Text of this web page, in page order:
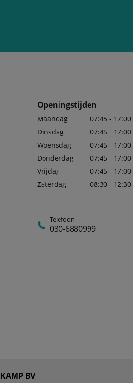
Openingstijden
Maandag
07:45 - 17:00
Dinsdag
07:45 - 17:00
Woensdag
07:45 - 17:00
Donderdag
07:45 - 17:00
Vrijdag
07:45 - 17:00
Zaterdag
08:30 - 12:30
Telefoon
030-6880999
BV